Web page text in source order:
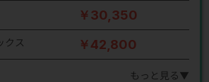
￥30,350
クス ￥42,800
もっと見る▼